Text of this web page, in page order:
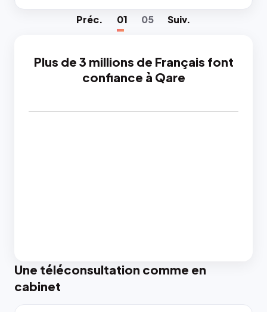
Préc. 01 05 Suiv.
Plus de 3 millions de Français font
confiance à Qare
Une téléconsultation comme en
cabinet